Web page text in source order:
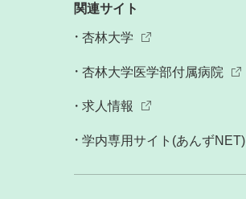
関連サイト
杏林大学
杏林大学医学部付属病院
求人情報
学内専用サイト(あんずNET)